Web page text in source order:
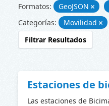
Formatos:
GeoJSON
Categorías:
Movilidad
Filtrar Resultados
Estaciones de
Las estaciones de